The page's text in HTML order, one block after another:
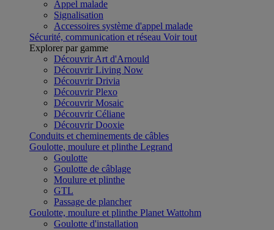
Appel malade
Signalisation
Accessoires système d'appel malade
Sécurité, communication et réseau Voir tout
Explorer par gamme
Découvrir Art d'Arnould
Découvrir Living Now
Découvrir Drivia
Découvrir Plexo
Découvrir Mosaic
Découvrir Céliane
Découvrir Dooxie
Conduits et cheminements de câbles
Goulotte, moulure et plinthe Legrand
Goulotte
Goulotte de câblage
Moulure et plinthe
GTL
Passage de plancher
Goulotte, moulure et plinthe Planet Wattohm
Goulotte d'installation